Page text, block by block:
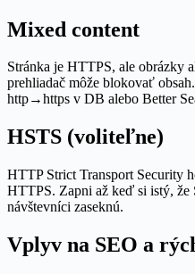
Mixed content
Stránka je HTTPS, ale obrázky
prehliadač môže blokovať
http→https v DB alebo Better
HSTS (voliteľne)
HTTP Strict Transport Security
HTTPS. Zapni až keď si istý, že
návštevníci zaseknú.
Vplyv na SEO a